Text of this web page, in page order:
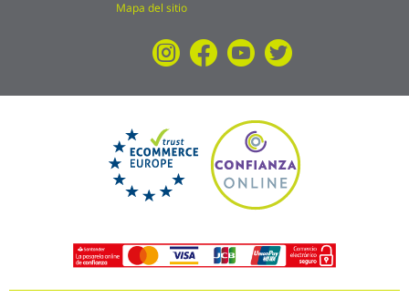
Mapa del sitio